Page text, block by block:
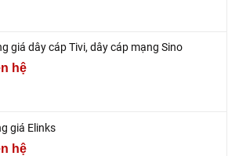
giá dây cáp Tivi, dây cáp mạng Sino
hệ
giá Elinks
hệ